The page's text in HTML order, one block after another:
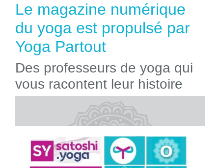
Le magazine numérique
du yoga est propulsé par
Yoga Partout
Des professeurs de yoga qui
vous racontent leur histoire